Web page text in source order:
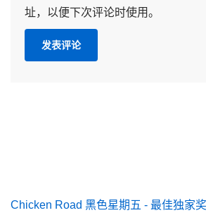
址，以便下次评论时使用。
Chicken Road 黑色星期五 - 最佳独家